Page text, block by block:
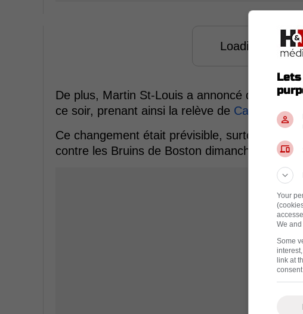
Loading from
De plus, Martin St-Louis a annoncé que
ce soir, prenant ainsi la relève de Cayden
Ce changement était prévisible, surtout après
contre les Bruins de Boston dimanche, où il a
Your
We
Some
link at